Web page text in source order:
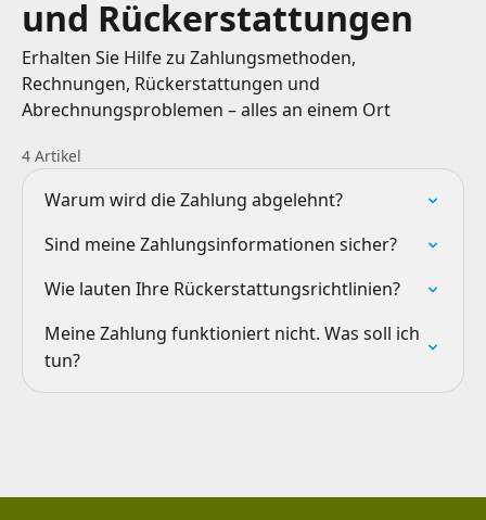
und Rückerstattungen
Erhalten Sie Hilfe zu Zahlungsmethoden,
Rechnungen, Rückerstattungen und
Abrechnungsproblemen – alles an einem Ort
4 Artikel
Warum wird die Zahlung abgelehnt?
Sind meine Zahlungsinformationen sicher?
Wie lauten Ihre Rückerstattungsrichtlinien?
Meine Zahlung funktioniert nicht. Was soll ich
tun?